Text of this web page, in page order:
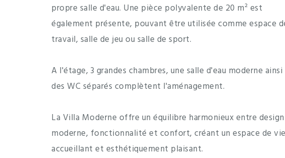
propre salle d'eau. Une pièce polyvalente de 20 m² est
également présente, pouvant être utilisée comme espace
travail, salle de jeu ou salle de sport.
A l'étage, 3 grandes chambres, une salle d'eau moderne ainsi
des WC séparés complètent l'aménagement.
La Villa Moderne offre un équilibre harmonieux entre design
moderne, fonctionnalité et confort, créant un espace de vie
accueillant et esthétiquement plaisant.